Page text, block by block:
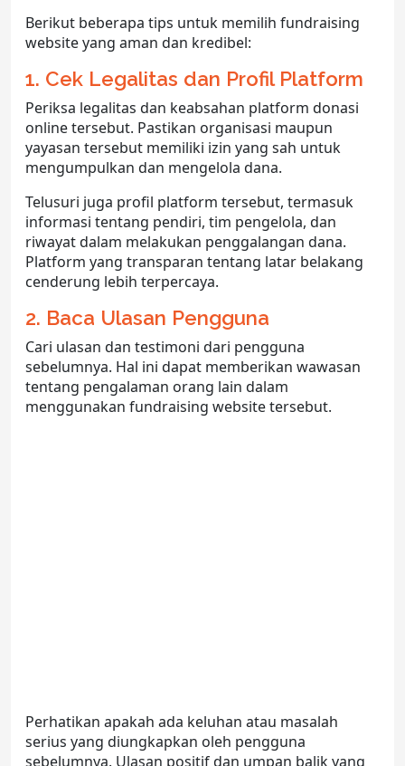
Berikut beberapa tips untuk memilih fundraising
website yang aman dan kredibel:
1. Cek Legalitas dan Profil Platform
Periksa legalitas dan keabsahan platform donasi
online tersebut. Pastikan organisasi maupun
yayasan tersebut memiliki izin yang sah untuk
mengumpulkan dan mengelola dana.
Telusuri juga profil platform tersebut, termasuk
informasi tentang pendiri, tim pengelola, dan
riwayat dalam melakukan penggalangan dana.
Platform yang transparan tentang latar belakang
cenderung lebih terpercaya.
2. Baca Ulasan Pengguna
Cari ulasan dan testimoni dari pengguna
sebelumnya. Hal ini dapat memberikan wawasan
tentang pengalaman orang lain dalam
menggunakan fundraising website tersebut.
Perhatikan apakah ada keluhan atau masalah
serius yang diungkapkan oleh pengguna
sebelumnya. Ulasan positif dan umpan balik yang